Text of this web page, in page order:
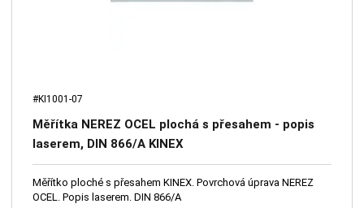
#KI1001-07
Měřítka NEREZ OCEL plochá s přesahem - popis
laserem, DIN 866/A KINEX
Měřítko ploché s přesahem KINEX. Povrchová úprava NEREZ
OCEL. Popis laserem. DIN 866/A